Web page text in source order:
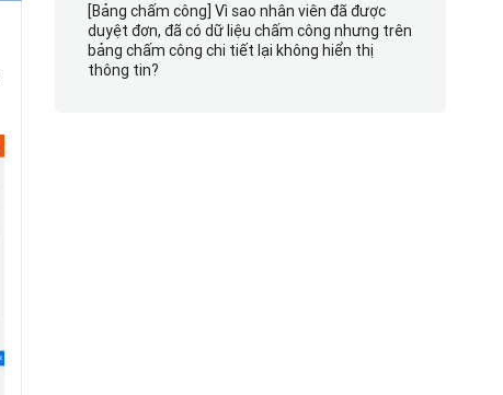
[Bảng chấm công] Vì sao nhân viên đã được
duyệt đơn, đã có dữ liệu chấm công nhưng trên
bảng chấm công chi tiết lại không hiển thị
thông tin?